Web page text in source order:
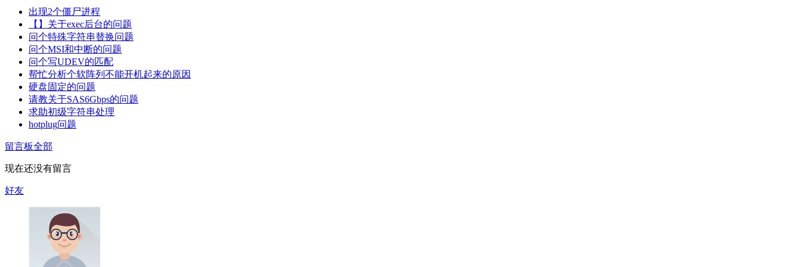
出现2个僵尸进程
【】关于exec后台的问题
问个特殊字符串替换问题
问个MSI和中断的问题
问个写UDEV的匹配
帮忙分析个软阵列不能开机起来的原因
硬盘固定的问题
请教关于SAS6Gbps的问题
求助初级字符串处理
hotplug问题
留言板全部
现在还没有留言
好友